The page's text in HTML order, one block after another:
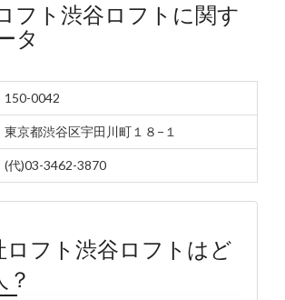
フト渋谷ロフトに関す
タ
150-0042
東京都渋谷区宇田川町１８−１
(代)03-3462-3870
ロフト渋谷ロフトはど
？